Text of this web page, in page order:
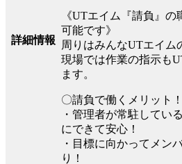
詳細情報
《UTエイム『請負』
可能です》
周りはみんなUTエイ
現場では作業の指示も
ます。
〇請負で働くメリット！
・管理者が常駐してい
にできて安心！
・目標に向かってメン
り！